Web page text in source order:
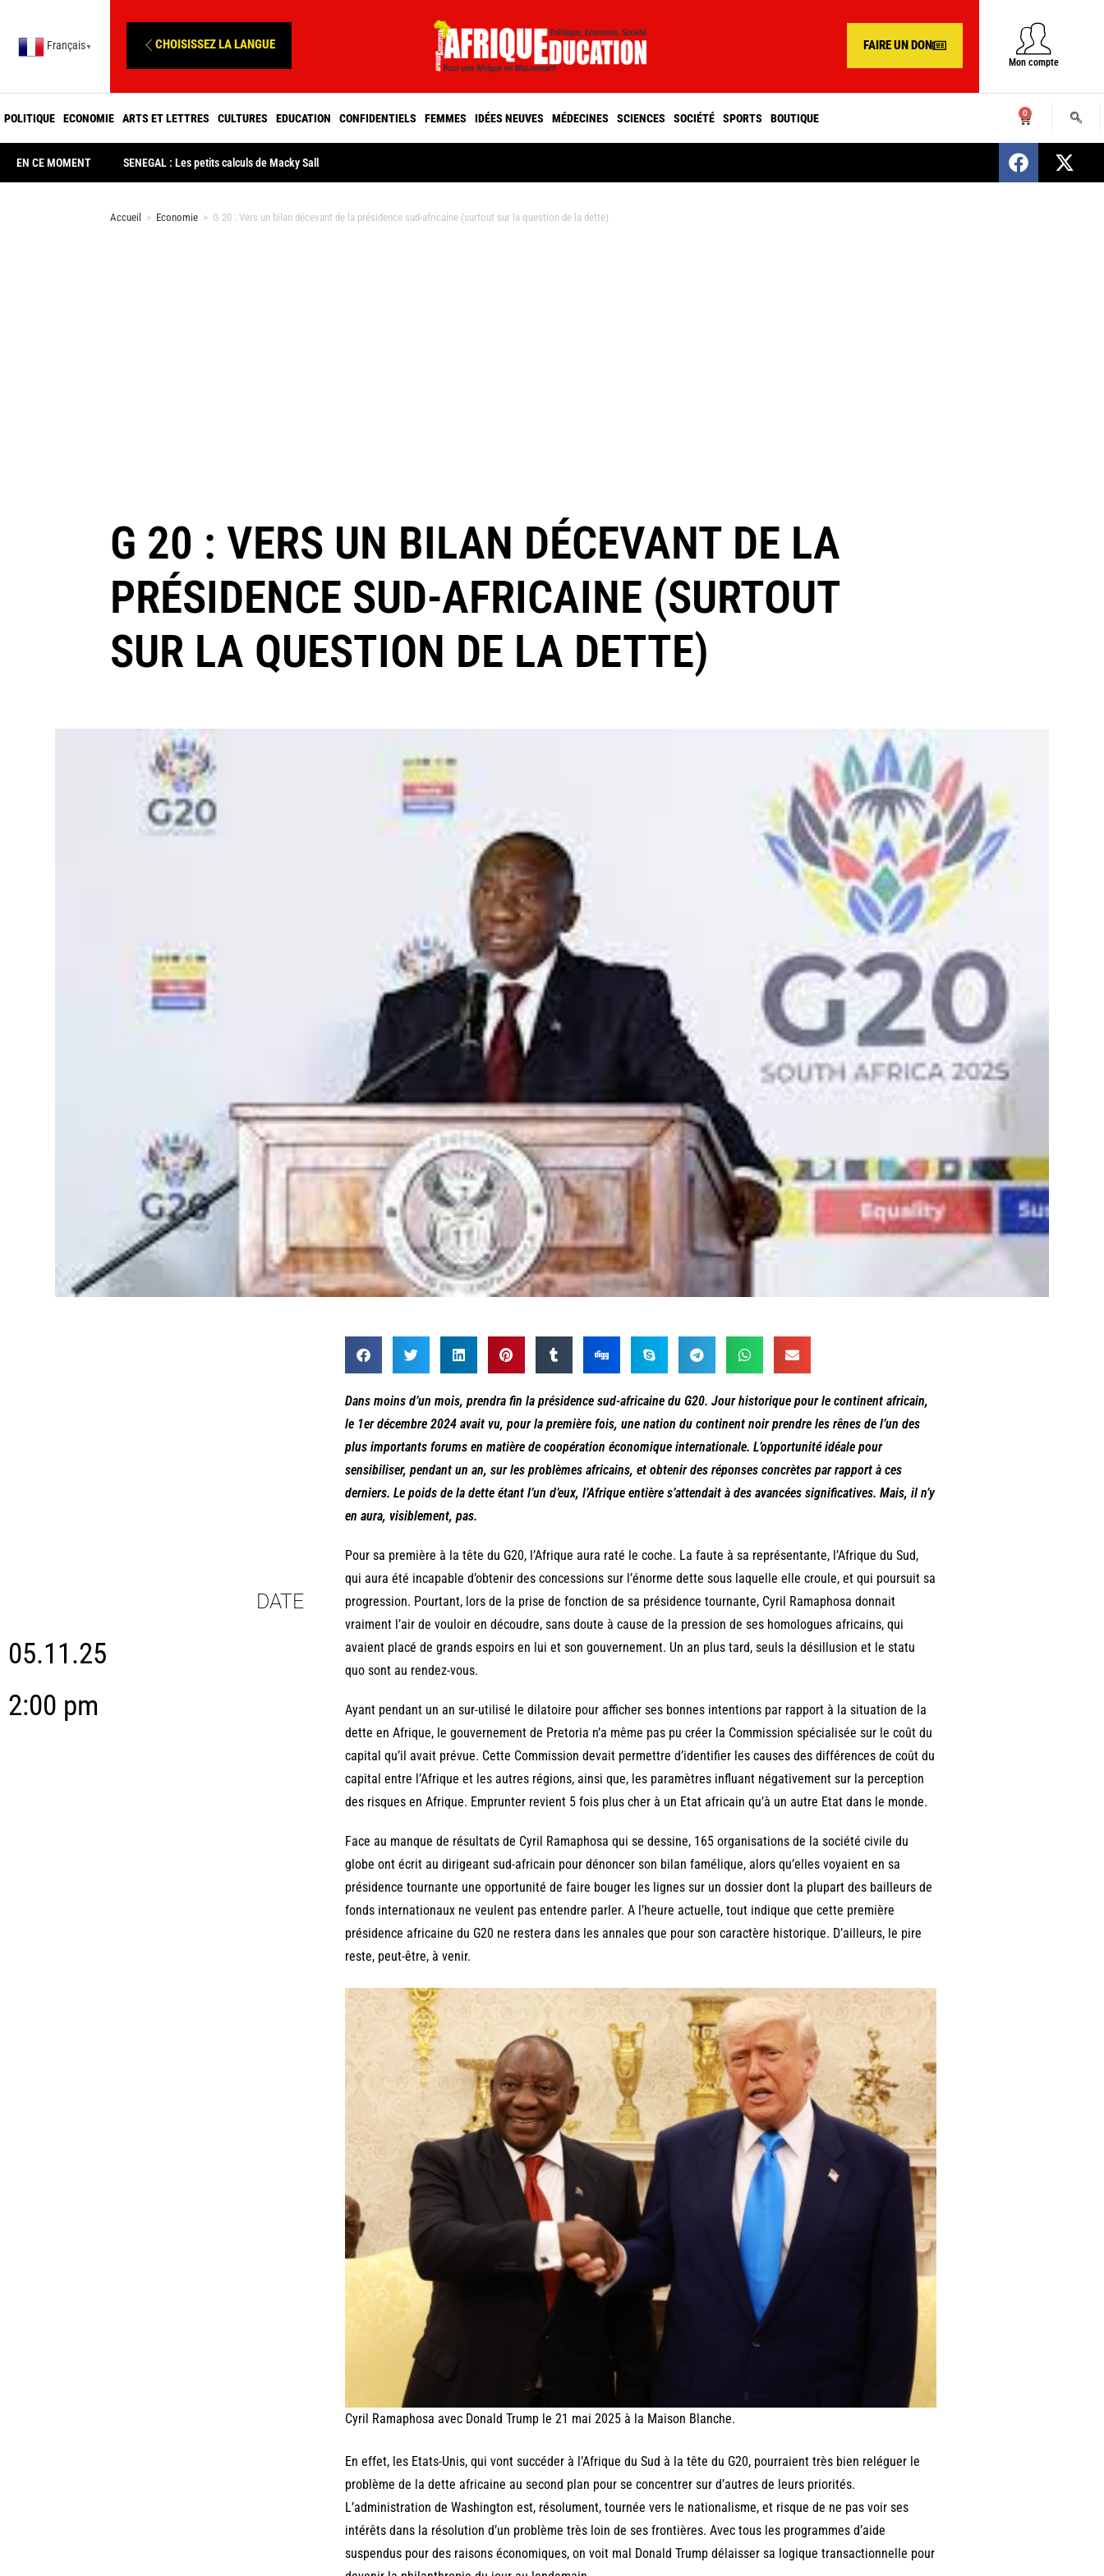
Français ▼ CHOISISSEZ LA LANGUE FAIRE UN DON
Mon compte
POLITIQUE ECONOMIE ARTS ET LETTRES CULTURES EDUCATION CONFIDENTIELS FEMMES IDÉES NEUVES MÉDECINES SCIENCES SOCIÉTÉ SPORTS BOUTIQUE 0
EN CE MOMENT SENEGAL : Les petits calculs de Macky Sall SENEGAL : Nomination d’un nouveau
Accueil > Economie > G 20 : Vers un bilan décevant de la présidence sud-africaine (surtout sur la question de la dette)
G 20 : VERS UN BILAN DÉCEVANT DE LA
PRÉSIDENCE SUD-AFRICAINE (SURTOUT
SUR LA QUESTION DE LA DETTE)
DATE
05.11.25
2:00 pm
Dans moins d’un mois, prendra fin la présidence sud-africaine du G20. Jour historique pour le continent africain,
le 1er décembre 2024 avait vu, pour la première fois, une nation du continent noir prendre les rênes de l’un des
plus importants forums en matière de coopération économique internationale. L’opportunité idéale pour
sensibiliser, pendant un an, sur les problèmes africains, et obtenir des réponses concrètes par rapport à ces
derniers. Le poids de la dette étant l’un d’eux, l’Afrique entière s’attendait à des avancées significatives. Mais, il n’y
en aura, visiblement, pas.
Pour sa première à la tête du G20, l’Afrique aura raté le coche. La faute à sa représentante, l’Afrique du Sud,
qui aura été incapable d’obtenir des concessions sur l’énorme dette sous laquelle elle croule, et qui poursuit sa
progression. Pourtant, lors de la prise de fonction de sa présidence tournante, Cyril Ramaphosa donnait
vraiment l’air de vouloir en découdre, sans doute à cause de la pression de ses homologues africains, qui
avaient placé de grands espoirs en lui et son gouvernement. Un an plus tard, seuls la désillusion et le statu
quo sont au rendez-vous.
Ayant pendant un an sur-utilisé le dilatoire pour afficher ses bonnes intentions par rapport à la situation de la
dette en Afrique, le gouvernement de Pretoria n’a même pas pu créer la Commission spécialisée sur le coût du
capital qu’il avait prévue. Cette Commission devait permettre d’identifier les causes des différences de coût du
capital entre l’Afrique et les autres régions, ainsi que, les paramètres influant négativement sur la perception
des risques en Afrique. Emprunter revient 5 fois plus cher à un Etat africain qu’à un autre Etat dans le monde.
Face au manque de résultats de Cyril Ramaphosa qui se dessine, 165 organisations de la société civile du
globe ont écrit au dirigeant sud-africain pour dénoncer son bilan famélique, alors qu’elles voyaient en sa
présidence tournante une opportunité de faire bouger les lignes sur un dossier dont la plupart des bailleurs de
fonds internationaux ne veulent pas entendre parler. A l’heure actuelle, tout indique que cette première
présidence africaine du G20 ne restera dans les annales que pour son caractère historique. D’ailleurs, le pire
reste, peut-être, à venir.
Cyril Ramaphosa avec Donald Trump le 21 mai 2025 à la Maison Blanche.
En effet, les Etats-Unis, qui vont succéder à l’Afrique du Sud à la tête du G20, pourraient très bien reléguer le
problème de la dette africaine au second plan pour se concentrer sur d’autres de leurs priorités.
L’administration de Washington est, résolument, tournée vers le nationalisme, et risque de ne pas voir ses
intérêts dans la résolution d’un problème très loin de ses frontières. Avec tous les programmes d’aide
suspendus pour des raisons économiques, on voit mal Donald Trump délaisser sa logique transactionnelle pour